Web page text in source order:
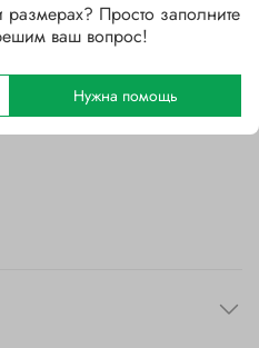
размерах? Просто заполните
ваш вопрос!
Нужна помощь